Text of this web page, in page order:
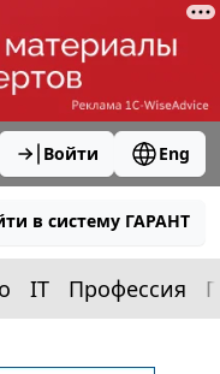
Войти Eng
в систему ГАРАНТ
IT Профессия